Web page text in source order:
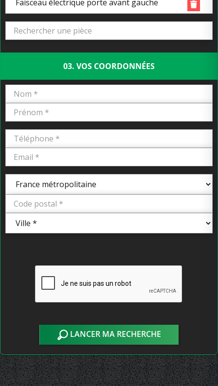
Faisceau électrique porte avant gauche
03. VOS COORDONNÉES
LANCER MA RECHERCHE